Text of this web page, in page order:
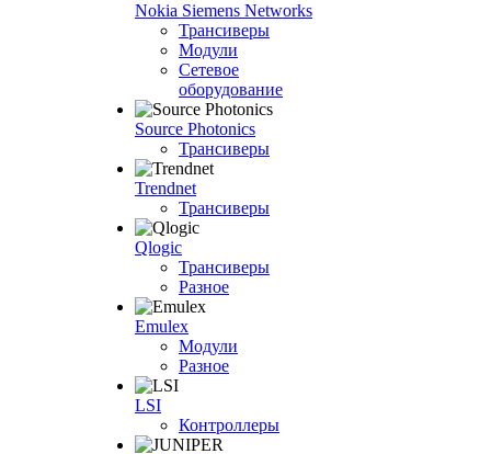
Nokia Siemens Networks
Трансиверы
Модули
Сетевое
оборудование
Source Photonics
Трансиверы
Trendnet
Трансиверы
Qlogic
Трансиверы
Разное
Emulex
Модули
Разное
LSI
Контроллеры